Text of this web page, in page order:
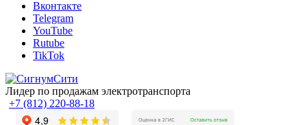
Вконтакте
Telegram
YouTube
Rutube
TikTok
Лидер по продажам электротранспорта
+7 (812) 220-88-18